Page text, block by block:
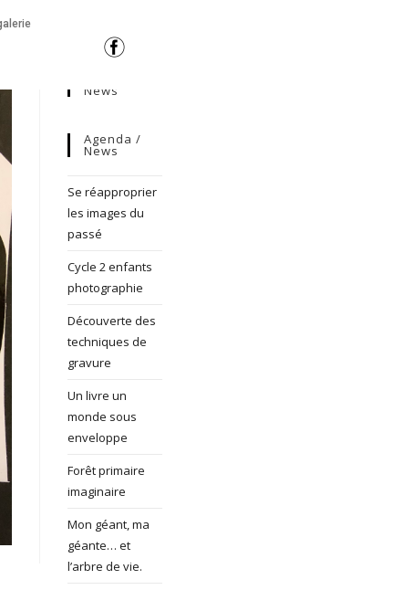
News
Agenda /
News
Se réapproprier
les images du
passé
Cycle 2 enfants
photographie
Découverte des
techniques de
gravure
Un livre un
monde sous
enveloppe
Forêt primaire
imaginaire
Mon géant, ma
géante… et
l’arbre de vie.